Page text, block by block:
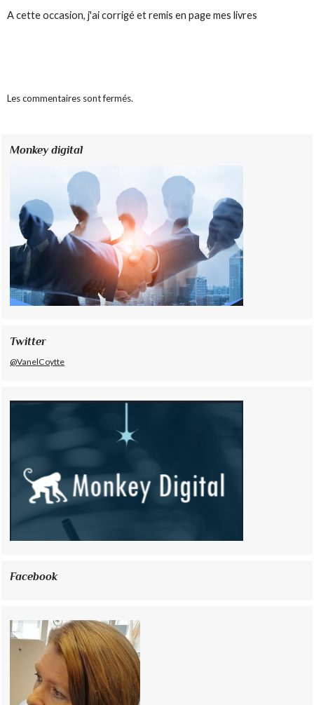
A cette occasion, j'ai corrigé et remis en page mes livres
Les commentaires sont fermés.
Monkey digital
Twitter
@VanelCoytte
Facebook